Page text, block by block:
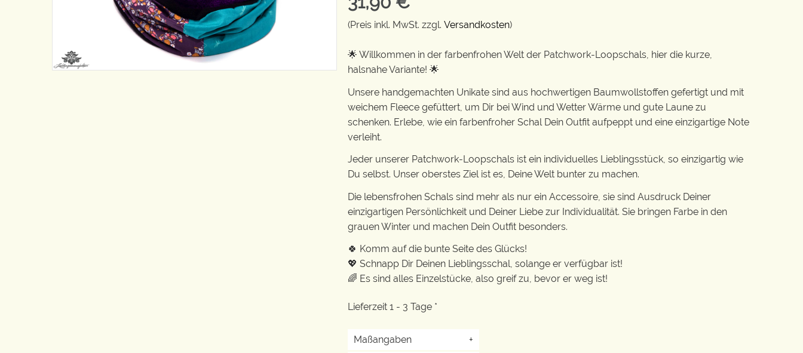
(Preis inkl. MwSt. zzgl. Versandkosten)
🌟 Willkommen in der farbenfrohen Welt der Patchwork-Loopschals, hier die kurze,
halsnahe Variante! 🌟
Unsere handgemachten Unikate sind aus hochwertigen Baumwollstoffen gefertigt und mit
weichem Fleece gefüttert, um Dir bei Wind und Wetter Wärme und gute Laune zu
schenken. Erlebe, wie ein farbenfroher Schal Dein Outfit aufpeppt und eine einzigartige Note
verleiht.
Jeder unserer Patchwork-Loopschals ist ein individuelles Lieblingsstück, so einzigartig wie
Du selbst. Unser oberstes Ziel ist es, Deine Welt bunter zu machen.
Die lebensfrohen Schals sind mehr als nur ein Accessoire, sie sind Ausdruck Deiner
einzigartigen Persönlichkeit und Deiner Liebe zur Individualität. Sie bringen Farbe in den
grauen Winter und machen Dein Outfit besonders.
🍀 Komm auf die bunte Seite des Glücks!
💖 Schnapp Dir Deinen Lieblingsschal, solange er verfügbar ist!
🌈 Es sind alles Einzelstücke, also greif zu, bevor er weg ist!
Lieferzeit 1 - 3 Tage *
Maßangaben
+